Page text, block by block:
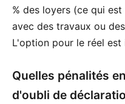
% des loyers (ce qui
avec des travaux ou
L'option pour le réel
Quelles pénalités
d'oubli de